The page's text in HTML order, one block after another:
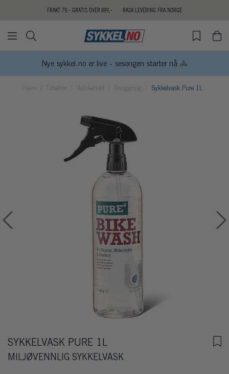
FRAKT 79,- GRATIS OVER 899,- RASK LEVERING FRA NORGE
Nye sykkel.no er live - sesongen starter nå 🚴
Hjem Vedlikehold Sykkelvask Pure 1L
SYKKELVASK PURE 1L
MILJØVENNLIG SYKKELVASK